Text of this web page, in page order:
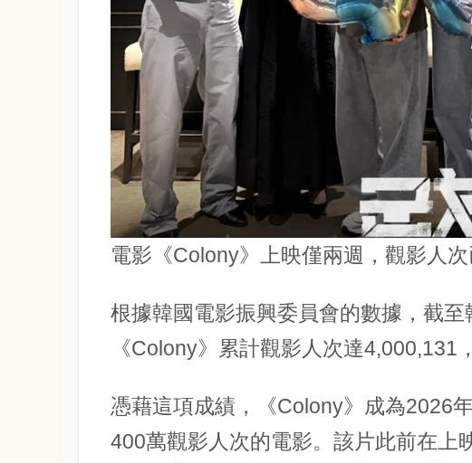
電影《Colony》上映僅兩週，觀影人次
根據韓國電影振興委員會的數據，截至
《Colony》累計觀影人次達4,000,131
憑藉這項成績，《Colony》成為2026
400萬觀影人次的電影。該片此前在上